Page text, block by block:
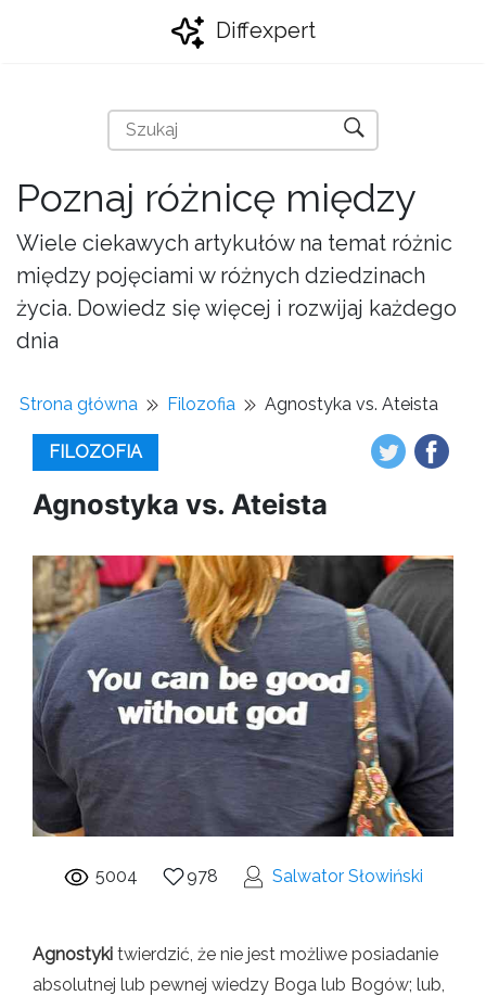
Diffexpert
Poznaj różnicę między
Wiele ciekawych artykułów na temat różnic
między pojęciami w różnych dziedzinach
życia. Dowiedz się więcej i rozwijaj każdego
dnia
Strona główna Filozofia Agnostyka vs. Ateista
FILOZOFIA
Agnostyka vs. Ateista
5004 978 Salwator Słowiński
Agnostyki twierdzić, że nie jest możliwe posiadanie
absolutnej lub pewnej wiedzy Boga lub Bogów; lub,